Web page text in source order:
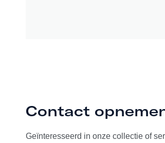
Contact
Geïnteresseerd in onze collectie of